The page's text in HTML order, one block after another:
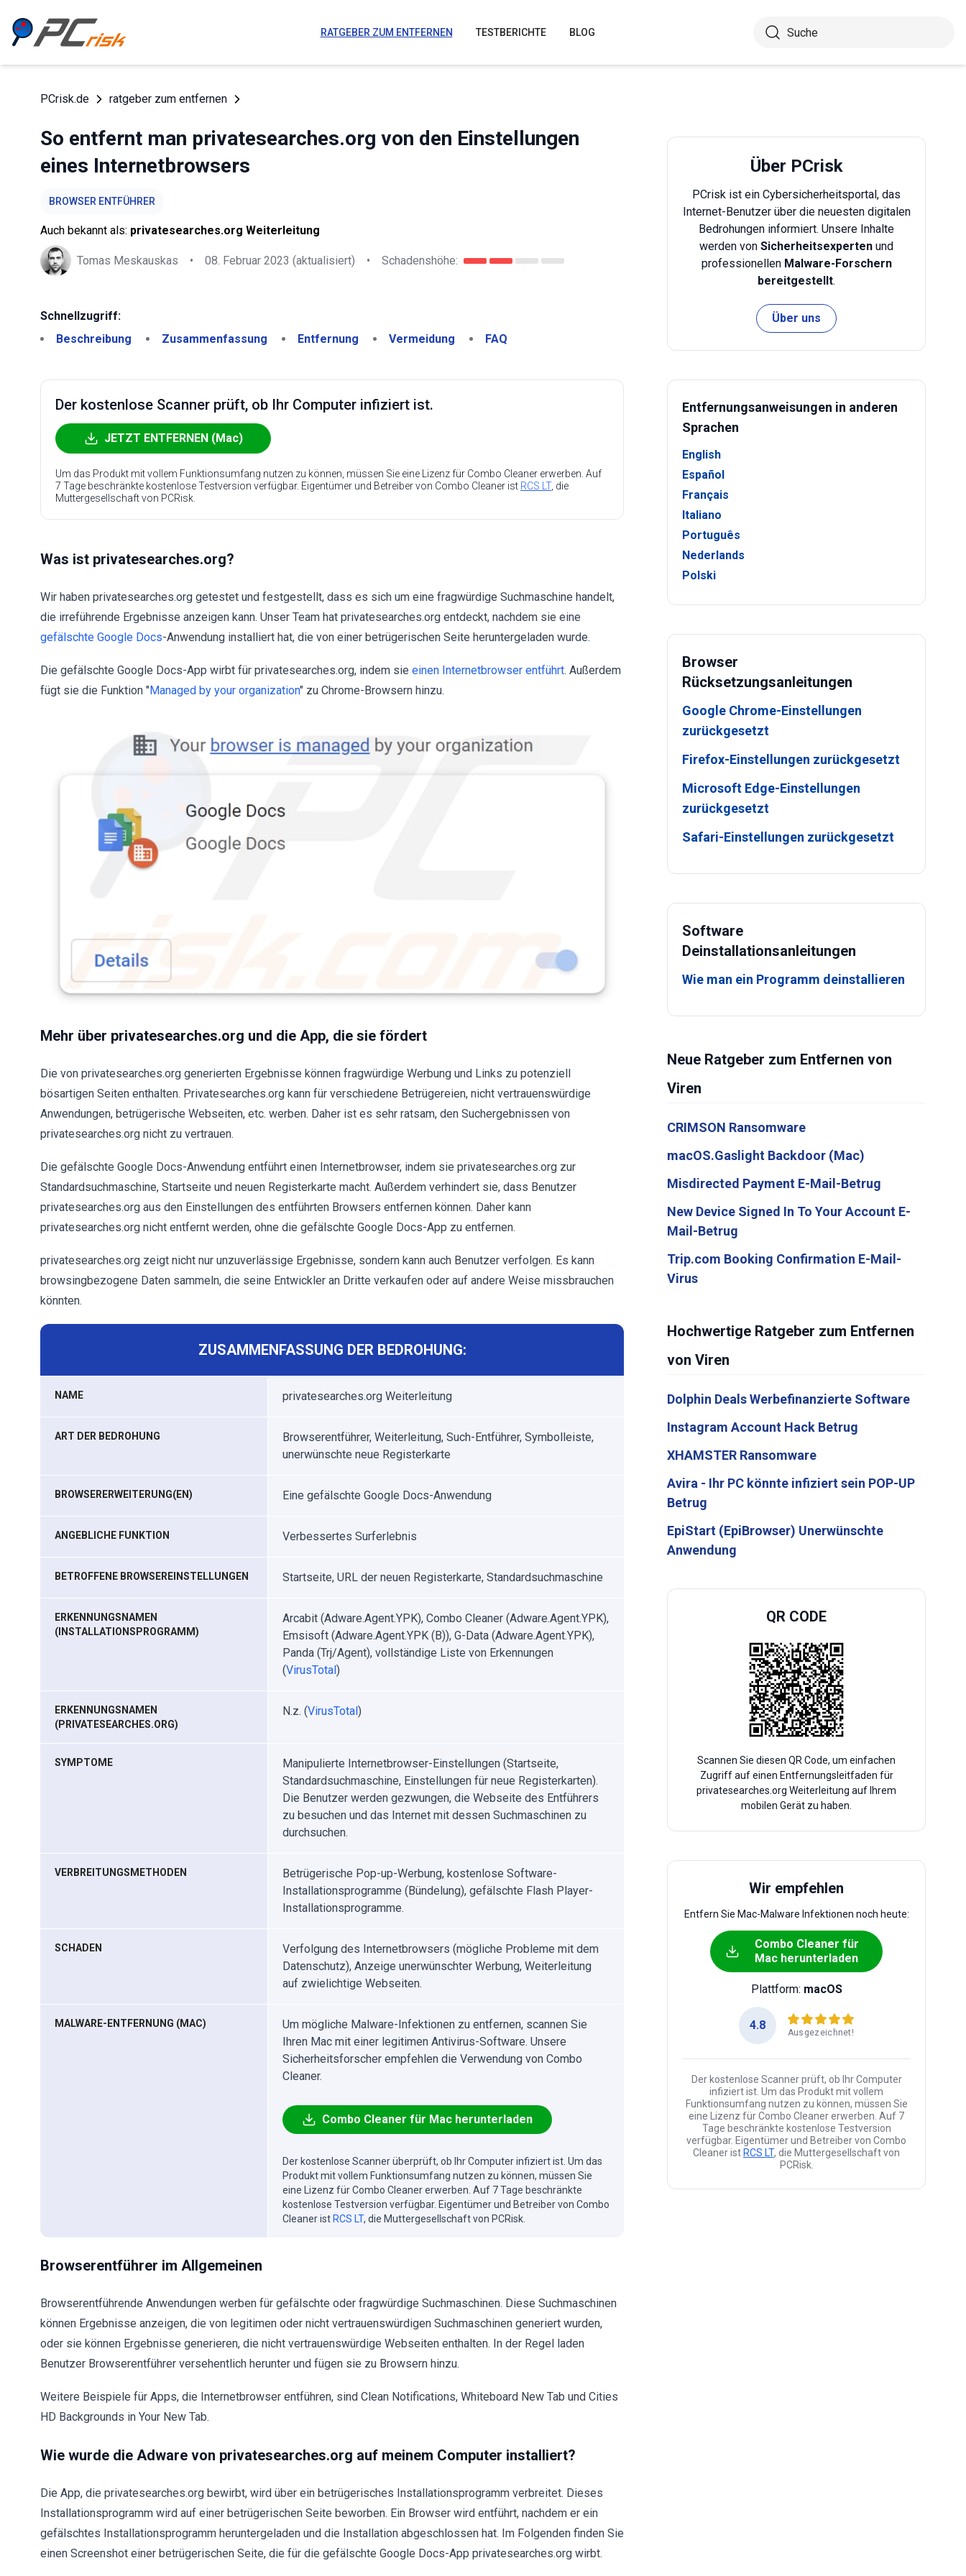
RATGEBER ZUM ENTFERNEN TESTBERICHTE BLOG
PCrisk.de ratgeber zum entfernen
So entfernt man privatesearches.org von den Einstellungen
eines Internetbrowsers
BROWSER ENTFÜHRER
Auch bekannt als: privatesearches.org Weiterleitung
Tomas Meskauskas • 08. Februar 2023 (aktualisiert) • Schadenshöhe:
Schnellzugriff:
Beschreibung
Zusammenfassung Entfernung Vermeidung FAQ
Der kostenlose Scanner prüft, ob Ihr Computer infiziert ist.
JETZT ENTFERNEN (Mac)
Um das Produkt mit vollem Funktionsumfang nutzen zu können, müssen Sie eine Lizenz für Combo Cleaner erwerben. Auf
7 Tage beschränkte kostenlose Testversion verfügbar. Eigentümer und Betreiber von Combo Cleaner ist RCS LT, die
Muttergesellschaft von PCRisk.
Was ist privatesearches.org?
Wir haben privatesearches.org getestet und festgestellt, dass es sich um eine fragwürdige Suchmaschine handelt,
die irreführende Ergebnisse anzeigen kann. Unser Team hat privatesearches.org entdeckt, nachdem sie eine
gefälschte Google Docs-Anwendung installiert hat, die von einer betrügerischen Seite heruntergeladen wurde.
Die gefälschte Google Docs-App wirbt für privatesearches.org, indem sie einen Internetbrowser entführt. Außerdem
fügt sie die Funktion "Managed by your organization" zu Chrome-Browsern hinzu.
Mehr über privatesearches.org und die App, die sie fördert
Die von privatesearches.org generierten Ergebnisse können fragwürdige Werbung und Links zu potenziell
bösartigen Seiten enthalten. Privatesearches.org kann für verschiedene Betrügereien, nicht vertrauenswürdige
Anwendungen, betrügerische Webseiten, etc. werben. Daher ist es sehr ratsam, den Suchergebnissen von
privatesearches.org nicht zu vertrauen.
Die gefälschte Google Docs-Anwendung entführt einen Internetbrowser, indem sie privatesearches.org zur
Standardsuchmaschine, Startseite und neuen Registerkarte macht. Außerdem verhindert sie, dass Benutzer
privatesearches.org aus den Einstellungen des entführten Browsers entfernen können. Daher kann
privatesearches.org nicht entfernt werden, ohne die gefälschte Google Docs-App zu entfernen.
privatesearches.org zeigt nicht nur unzuverlässige Ergebnisse, sondern kann auch Benutzer verfolgen. Es kann
browsingbezogene Daten sammeln, die seine Entwickler an Dritte verkaufen oder auf andere Weise missbrauchen
könnten.
ZUSAMMENFASSUNG DER BEDROHUNG:
NAME privatesearches.org Weiterleitung
ART DER BEDROHUNG
Browserentführer, Weiterleitung, Such-Entführer, Symbolleiste,
unerwünschte neue Registerkarte
BROWSERERWEITERUNG(EN) Eine gefälschte Google Docs-Anwendung
ANGEBLICHE FUNKTION Verbessertes Surferlebnis
BETROFFENE BROWSEREINSTELLUNGEN Startseite, URL der neuen Registerkarte, Standardsuchmaschine
ERKENNUNGSNAMEN
(INSTALLATIONSPROGRAMM)
Arcabit (Adware.Agent.YPK), Combo Cleaner (Adware.Agent.YPK),
Emsisoft (Adware.Agent.YPK (B)), G-Data (Adware.Agent.YPK),
Panda (Trj/Agent), vollständige Liste von Erkennungen
(VirusTotal)
ERKENNUNGSNAMEN
(PRIVATESEARCHES.ORG)
N.z. (VirusTotal)
SYMPTOME
Manipulierte Internetbrowser-Einstellungen (Startseite,
Standardsuchmaschine, Einstellungen für neue Registerkarten).
Die Benutzer werden gezwungen, die Webseite des Entführers
zu besuchen und das Internet mit dessen Suchmaschinen zu
durchsuchen.
VERBREITUNGSMETHODEN
Betrügerische Pop-up-Werbung, kostenlose Software-
Installationsprogramme (Bündelung), gefälschte Flash Player-
Installationsprogramme.
SCHADEN
Verfolgung des Internetbrowsers (mögliche Probleme mit dem
Datenschutz), Anzeige unerwünschter Werbung, Weiterleitung
auf zwielichtige Webseiten.
MALWARE-ENTFERNUNG (MAC)
Um mögliche Malware-Infektionen zu entfernen, scannen Sie
Ihren Mac mit einer legitimen Antivirus-Software. Unsere
Sicherheitsforscher empfehlen die Verwendung von Combo
Cleaner.
Combo Cleaner für Mac herunterladen
Der kostenlose Scanner überprüft, ob Ihr Computer infiziert ist. Um das
Produkt mit vollem Funktionsumfang nutzen zu können, müssen Sie
eine Lizenz für Combo Cleaner erwerben. Auf 7 Tage beschränkte
kostenlose Testversion verfügbar. Eigentümer und Betreiber von Combo
Cleaner ist RCS LT, die Muttergesellschaft von PCRisk.
Browserentführer im Allgemeinen
Browserentführende Anwendungen werben für gefälschte oder fragwürdige Suchmaschinen. Diese Suchmaschinen
können Ergebnisse anzeigen, die von legitimen oder nicht vertrauenswürdigen Suchmaschinen generiert wurden,
oder sie können Ergebnisse generieren, die nicht vertrauenswürdige Webseiten enthalten. In der Regel laden
Benutzer Browserentführer versehentlich herunter und fügen sie zu Browsern hinzu.
Weitere Beispiele für Apps, die Internetbrowser entführen, sind Clean Notifications, Whiteboard New Tab und Cities
HD Backgrounds in Your New Tab.
Wie wurde die Adware von privatesearches.org auf meinem Computer installiert?
Die App, die privatesearches.org bewirbt, wird über ein betrügerisches Installationsprogramm verbreitet. Dieses
Installationsprogramm wird auf einer betrügerischen Seite beworben. Ein Browser wird entführt, nachdem er ein
gefälschtes Installationsprogramm heruntergeladen und die Installation abgeschlossen hat. Im Folgenden finden Sie
einen Screenshot einer betrügerischen Seite, die für die gefälschte Google Docs-App privatesearches.org wirbt.
Über PCrisk
PCrisk ist ein Cybersicherheitsportal, das
Internet-Benutzer über die neuesten digitalen
Bedrohungen informiert. Unsere Inhalte
werden von Sicherheitsexperten und
professionellen Malware-Forschern
bereitgestellt.
Über uns
Entfernungsanweisungen in anderen
Sprachen
English
Español
Français
Italiano
Português
Nederlands
Polski
Browser
Rücksetzungsanleitungen
Google Chrome-Einstellungen
zurückgesetzt
Firefox-Einstellungen zurückgesetzt
Microsoft Edge-Einstellungen
zurückgesetzt
Safari-Einstellungen zurückgesetzt
Software
Deinstallationsanleitungen
Wie man ein Programm deinstallieren
Neue Ratgeber zum Entfernen von
Viren
CRIMSON Ransomware
macOS.Gaslight Backdoor (Mac)
Misdirected Payment E-Mail-Betrug
New Device Signed In To Your Account E-
Mail-Betrug
Trip.com Booking Confirmation E-Mail-
Virus
Hochwertige Ratgeber zum Entfernen
von Viren
Dolphin Deals Werbefinanzierte Software
Instagram Account Hack Betrug
XHAMSTER Ransomware
Avira - Ihr PC könnte infiziert sein POP-UP
Betrug
EpiStart (EpiBrowser) Unerwünschte
Anwendung
QR CODE
Scannen Sie diesen QR Code, um einfachen
Zugriff auf einen Entfernungsleitfaden für
privatesearches.org Weiterleitung auf Ihrem
mobilen Gerät zu haben.
Wir empfehlen
Entfern Sie Mac-Malware Infektionen noch heute:
Combo Cleaner für
Mac herunterladen
Plattform: macOS
4.8
Ausgezeichnet!
Der kostenlose Scanner prüft, ob Ihr Computer
infiziert ist. Um das Produkt mit vollem
Funktionsumfang nutzen zu können, müssen Sie
eine Lizenz für Combo Cleaner erwerben. Auf 7
Tage beschränkte kostenlose Testversion
verfügbar. Eigentümer und Betreiber von Combo
Cleaner ist RCS LT, die Muttergesellschaft von
PCRisk.